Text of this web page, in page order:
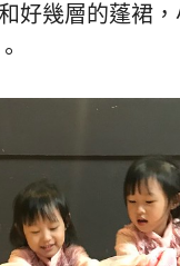
好幾層的蓬裙